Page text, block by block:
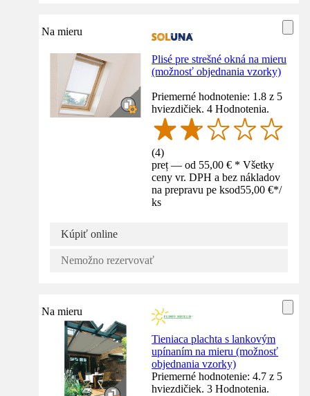
Na mieru
Plisé pre strešné okná na mieru
(možnosť objednania vzorky)
Priemerné hodnotenie: 1.8 z 5
hviezdičiek. 4 Hodnotenia.
(4)
preț — od 55,00 € * Všetky
ceny vr. DPH a bez nákladov
na prepravu pe ksod55,00 €*/
ks
Kúpiť online
Nemožno rezervovať
Na mieru
Tieniaca plachta s lankovým
upínaním na mieru (možnosť
objednania vzorky)
Priemerné hodnotenie: 4.7 z 5
hviezdičiek. 3 Hodnotenia.